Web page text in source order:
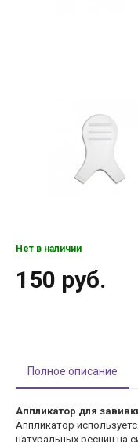
Нет в наличии
150 руб.
Полное описание
Аппликатор для
Аппликатор
натуральных ресниц на